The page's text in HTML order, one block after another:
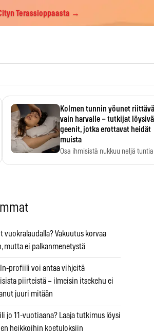
Terassioppaasta →
Kolmen tunnin yöunet
vain harvalle – tutkijat
geenit, jotka erottavat heidät
muista
Osa ihmisistä nukkuu neljä
vuokralaudalla? Vakuutus korvaa
mutta ei palkanmenetystä
profiili voi antaa vihjeitä
piirteistä – ilmeisin itsekehu ei
juuri mitään
jo 11-vuotiaana? Laaja tutkimus löysi
heikkoihin koetuloksiin